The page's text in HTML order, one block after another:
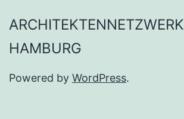
ARCHITEKTENNETZWERK
HAMBURG
Powered by WordPress.